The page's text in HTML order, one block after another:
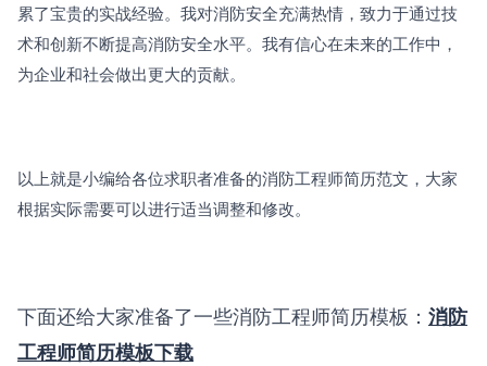
累了宝贵的实战经验。我对消防安全充满热情，致力于通过技
术和创新不断提高消防安全水平。我有信心在未来的工作中，
为企业和社会做出更大的贡献。
以上就是小编给各位求职者准备的消防工程师简历范文，大家
根据实际需要可以进行适当调整和修改。
下面还给大家准备了一些消防工程师简历模板： 消防
工程师简历模板下载